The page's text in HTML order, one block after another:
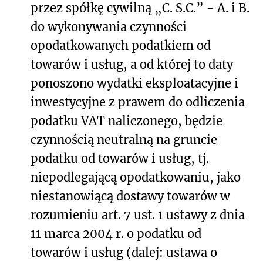
przez spółkę cywilną „C. S.C.” - A. i B.
do wykonywania czynności
opodatkowanych podatkiem od
towarów i usług, a od której to daty
ponoszono wydatki eksploatacyjne i
inwestycyjne z prawem do odliczenia
podatku VAT naliczonego, będzie
czynnością neutralną na gruncie
podatku od towarów i usług, tj.
niepodlegającą opodatkowaniu, jako
niestanowiącą dostawy towarów w
rozumieniu art. 7 ust. 1 ustawy z dnia
11 marca 2004 r. o podatku od
towarów i usług (dalej: ustawa o